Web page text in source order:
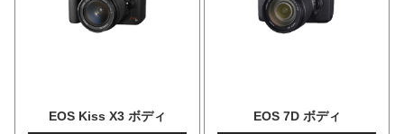
EOS Kiss X3 ボディ EOS 7D ボディ